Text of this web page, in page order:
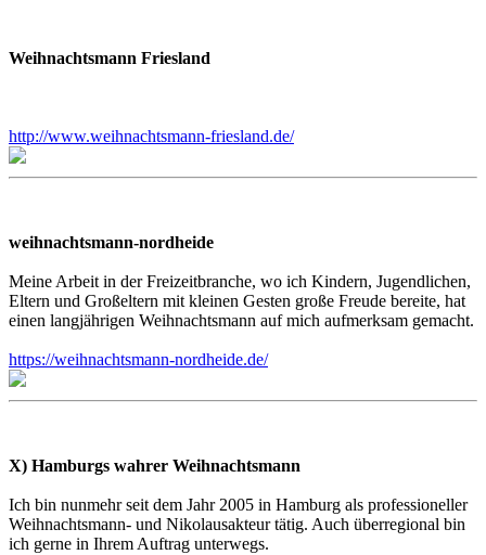
Weihnachtsmann Friesland
http://www.weihnachtsmann-friesland.de/
weihnachtsmann-nordheide
Meine Arbeit in der Freizeitbranche, wo ich Kindern, Jugendlichen,
Eltern und Großeltern mit kleinen Gesten große Freude bereite, hat
einen langjährigen Weihnachtsmann auf mich aufmerksam gemacht.
https://weihnachtsmann-nordheide.de/
X) Hamburgs wahrer Weihnachtsmann
Ich bin nunmehr seit dem Jahr 2005 in Hamburg als professioneller
Weihnachtsmann- und Nikolausakteur tätig. Auch überregional bin
ich gerne in Ihrem Auftrag unterwegs.